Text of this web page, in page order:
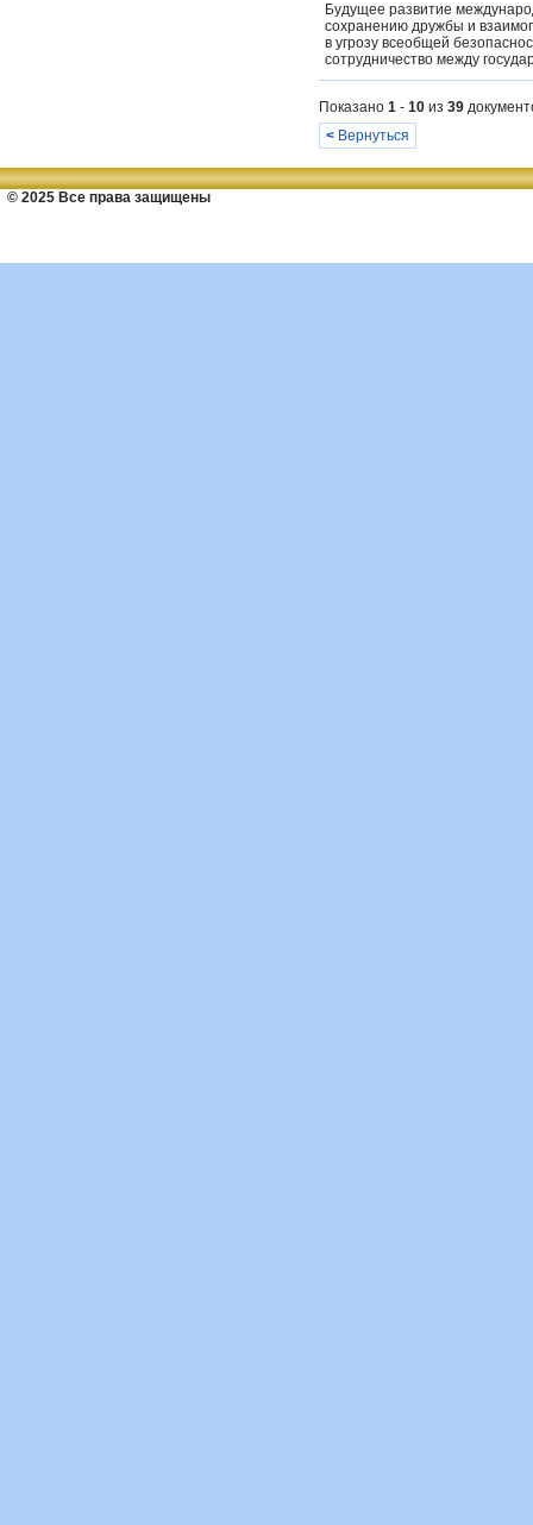
Будущее развитие
сохранению дружбы и
в угрозу всеобщей
сотрудничество между
Показано 1 - 10 из 39
< Вернуться
© 2025 Все права защищены